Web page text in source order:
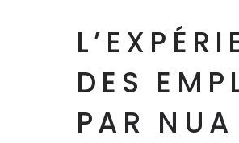
DES
PAR NUA